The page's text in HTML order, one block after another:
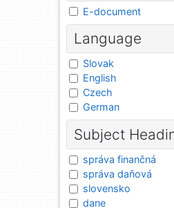
E-document
Language
Slovak
English
Czech
German
Subject
správa finančná
správa daňová
slovensko
dane